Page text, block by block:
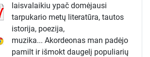
laisvalaikiu ypač domėjausi
tarpukario metų literatūra, tautos
istorija, poezija,
muzika... Akordeonas man padėjo
pamilt ir išmokt daugelį populiarių